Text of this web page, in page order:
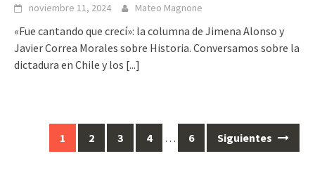
noviembre 11, 2024 Mateo Magnone
«Fue cantando que crecí»: la columna de Jimena Alonso y
Javier Correa Morales sobre Historia. Conversamos sobre la
dictadura en Chile y los [...]
1 2 3 4 … 6 Siguientes